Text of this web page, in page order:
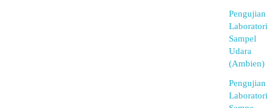
Pengujian
Sampel
Udara
(Ambien)
Pengujian